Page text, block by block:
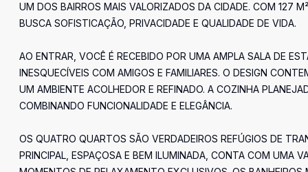
UM DOS BAIRROS MAIS VALORIZADOS DA CIDADE. COM 127
BUSCA SOFISTICAÇÃO, PRIVACIDADE E QUALIDADE DE VIDA.
AO ENTRAR, VOCÊ É RECEBIDO POR UMA AMPLA SALA DE
INESQUECÍVEIS COM AMIGOS E FAMILIARES. O DESIGN
UM AMBIENTE ACOLHEDOR E REFINADO. A COZINHA
COMBINANDO FUNCIONALIDADE E ELEGÂNCIA.
OS QUATRO QUARTOS SÃO VERDADEIROS REFÚGIOS DE
PRINCIPAL, ESPAÇOSA E BEM ILUMINADA, CONTA COM UMA